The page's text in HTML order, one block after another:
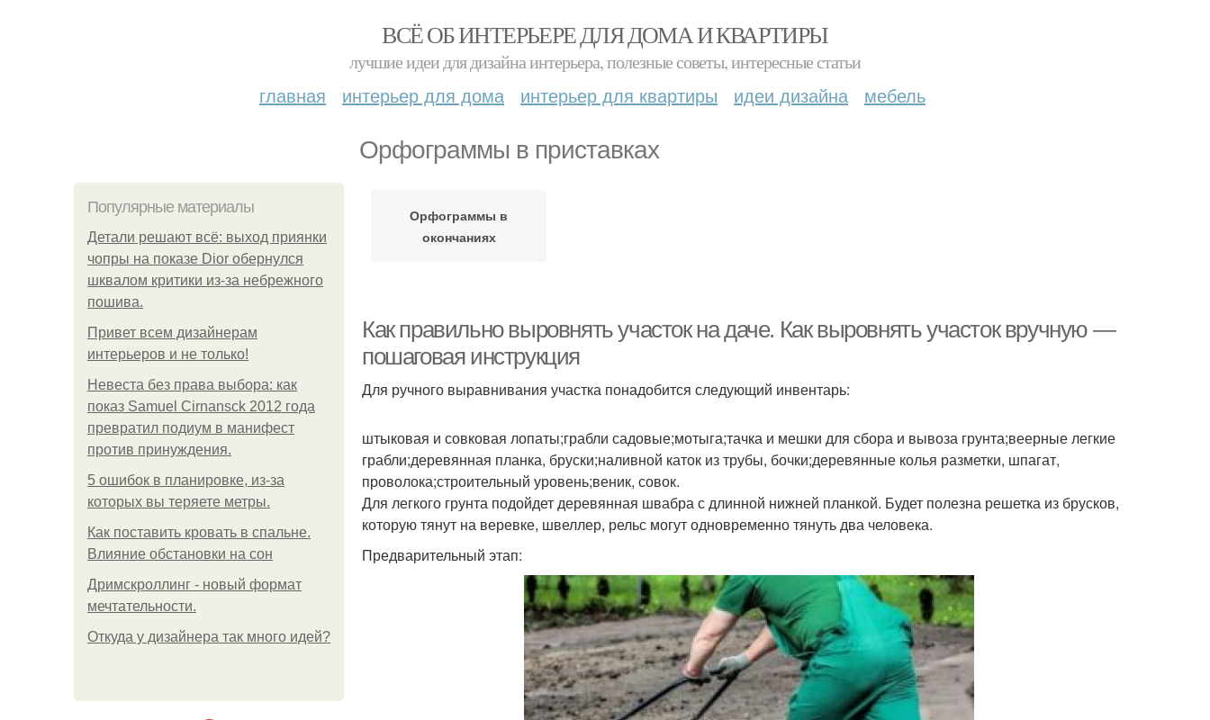
ВСЁ ОБ ИНТЕРЬЕРЕ ДЛЯ ДОМА И КВАРТИРЫ
лучшие идеи для дизайна интерьера, полезные советы, интересные статьи
главная интерьер для дома интерьер для квартиры идеи дизайна мебель
Орфограммы в приставках
Популярные материалы
Детали решают всё: выход приянки
чопры на показе Dior обернулся
шквалом критики из-за небрежного
пошива.
Привет всем дизайнерам
интерьеров и не только!
Невеста без права выбора: как
показ Samuel Cirnansck 2012 года
превратил подиум в манифест
против принуждения.
5 ошибок в планировке, из-за
которых вы теряете метры.
Как поставить кровать в спальне.
Влияние обстановки на сон
Дримскроллинг - новый формат
мечтательности.
Откуда у дизайнера так много идей?
Орфограммы в
окончаниях
Как правильно выровнять участок на даче. Как выровнять участок вручную —
пошаговая инструкция
Для ручного выравнивания участка понадобится следующий инвентарь:
штыковая и совковая лопаты;грабли садовые;мотыга;тачка и мешки для сбора и вывоза грунта;веерные легкие
грабли;деревянная планка, бруски;наливной каток из трубы, бочки;деревянные колья разметки, шпагат,
проволока;строительный уровень;веник, совок.
Для легкого грунта подойдет деревянная швабра с длинной нижней планкой. Будет полезна решетка из брусков,
которую тянут на веревке, швеллер, рельс могут одновременно тянуть два человека.
Предварительный этап: